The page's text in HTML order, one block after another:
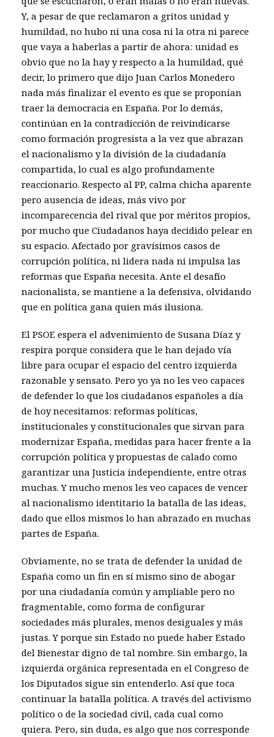
Y, a pesar de que reclamaron a gritos unidad y
humildad, no hubo ni una cosa ni la otra ni parece
que vaya a haberlas a partir de ahora: unidad es
obvio que no la hay y respecto a la humildad, qué
decir, lo primero que dijo Juan Carlos Monedero
nada más finalizar el evento es que se proponían
traer la democracia en España. Por lo demás,
continúan en la contradicción de reivindicarse
como formación progresista a la vez que abrazan
el nacionalismo y la división de la ciudadanía
compartida, lo cual es algo profundamente
reaccionario. Respecto al PP, calma chicha aparente
pero ausencia de ideas, más vivo por
incomparecencia del rival que por méritos propios,
por mucho que Ciudadanos haya decidido pelear en
su espacio. Afectado por gravísimos casos de
corrupción política, ni lidera nada ni impulsa las
reformas que España necesita. Ante el desafío
nacionalista, se mantiene a la defensiva, olvidando
que en política gana quien más ilusiona.
El PSOE espera el advenimiento de Susana Díaz y
respira porque considera que le han dejado vía
libre para ocupar el espacio del centro izquierda
razonable y sensato. Pero yo ya no les veo capaces
de defender lo que los ciudadanos españoles a día
de hoy necesitamos: reformas políticas,
institucionales y constitucionales que sirvan para
modernizar España, medidas para hacer frente a la
corrupción política y propuestas de calado como
garantizar una Justicia independiente, entre otras
muchas. Y mucho menos les veo capaces de vencer
al nacionalismo identitario la batalla de las ideas,
dado que ellos mismos lo han abrazado en muchas
partes de España.
Obviamente, no se trata de defender la unidad de
España como un fin en sí mismo sino de abogar
por una ciudadanía común y ampliable pero no
fragmentable, como forma de configurar
sociedades más plurales, menos desiguales y más
justas. Y porque sin Estado no puede haber Estado
del Bienestar digno de tal nombre. Sin embargo, la
izquierda orgánica representada en el Congreso de
los Diputados sigue sin entenderlo. Así que toca
continuar la batalla política. A través del activismo
político o de la sociedad civil, cada cual como
quiera. Pero, sin duda, es algo que nos corresponde